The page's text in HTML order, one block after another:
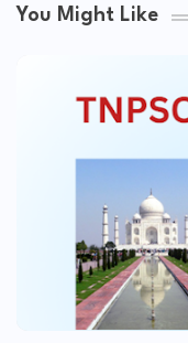
You Might Like